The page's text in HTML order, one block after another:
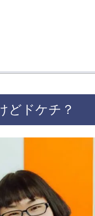
どドケチ？